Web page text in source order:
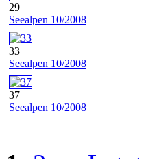
29
Seealpen 10/2008
33
Seealpen 10/2008
37
Seealpen 10/2008